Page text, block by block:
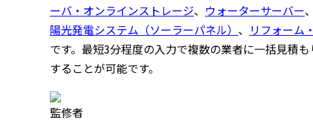
ーバ・オンラインストレージ、 ウォーターサーバー、
陽光発電システム（ソーラーパネル） 、 リフォーム
です。最短3分程度の入力で複数の業者に一括見積
することが可能です。
監修者